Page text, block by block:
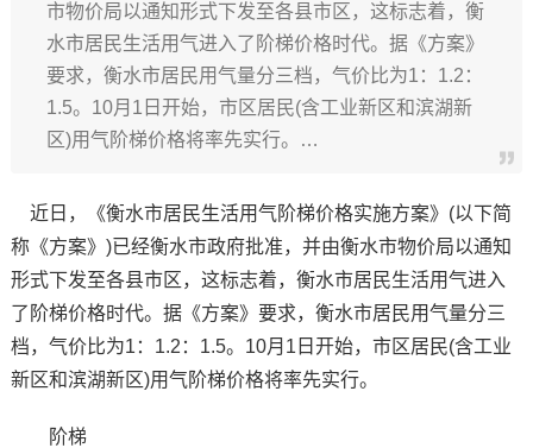
市物价局以通知形式下发至各县市区，这标志着，衡
水市居民生活用气进入了阶梯价格时代。据《方案》
要求，衡水市居民用气量分三档，气价比为1：1.2：
1.5。10月1日开始，市区居民(含工业新区和滨湖新
区)用气阶梯价格将率先实行。…
近日，《衡水市居民生活用气阶梯价格实施方案》(以下简
称《方案》)已经衡水市政府批准，并由衡水市物价局以通知
形式下发至各县市区，这标志着，衡水市居民生活用气进入
了阶梯价格时代。据《方案》要求，衡水市居民用气量分三
档，气价比为1：1.2：1.5。10月1日开始，市区居民(含工业
新区和滨湖新区)用气阶梯价格将率先实行。
阶梯